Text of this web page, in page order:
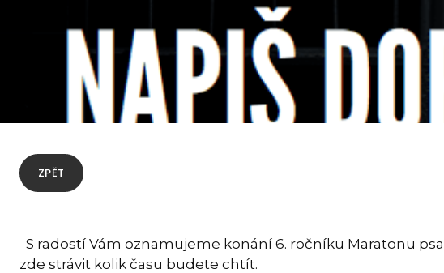
ZPĚT
S radostí Vám oznamujeme konání 6. ročníku Maratonu
zde strávit kolik času budete chtít.